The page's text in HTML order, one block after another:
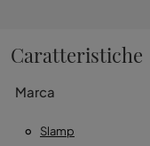
Caratteristiche
Marca
Slamp